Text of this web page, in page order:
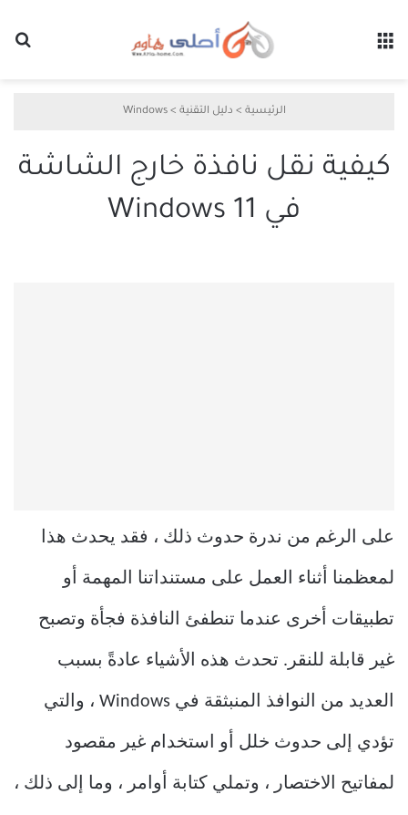
الرئيسية > دليل التقنية >
Windows
كيفية نقل نافذة خارج الشاشة
في Windows 11
على الرغم من ندرة حدوث ذلك ، فقد يحدث هذا
لمعظمنا أثناء العمل على مستنداتنا المهمة أو
تطبيقات أخرى عندما تنطفئ النافذة فجأة وتصبح
غير قابلة للنقر. تحدث هذه الأشياء عادةً بسبب
العديد من النوافذ المنبثقة في Windows ، والتي
تؤدي إلى حدوث خلل أو استخدام غير مقصود
لمفاتيح الاختصار ، وتملي كتابة أوامر ، وما إلى ذلك ،